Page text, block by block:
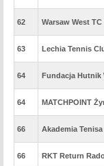
62 Warsaw West
63 Lechia Tennis
64 Fundacja Hutnik
64 MATCHPOINT
66 Akademia
66 RKT Return